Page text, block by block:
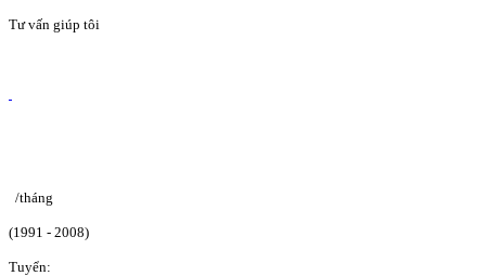
Tư vấn giúp tôi
/tháng
(1991 - 2008)
Tuyển: